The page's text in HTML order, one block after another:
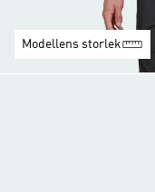
Modellens storlek